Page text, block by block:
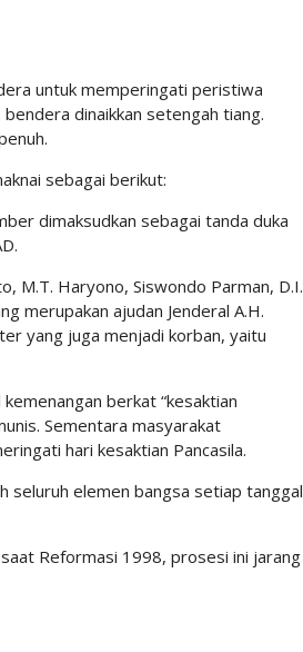
untuk memperingati peristiwa
dinaikkan setengah tiang.
sebagai berikut:
dimaksudkan sebagai tanda duka
M.T. Haryono, Siswondo Parman, D.I.
merupakan ajudan Jenderal A.H.
yang juga menjadi korban, yaitu
berkat “kesaktian
Sementara masyarakat
hari kesaktian Pancasila.
seluruh elemen bangsa setiap tanggal
Reformasi 1998, prosesi ini jarang